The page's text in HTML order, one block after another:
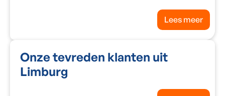
Lees meer
Onze tevreden klanten uit
Limburg